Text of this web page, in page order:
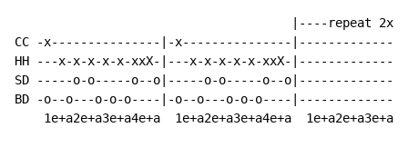
|----repeat
CC -x---------------|-x---------------
HH ---x-x-x-x-x-xxX-|---x-x-x-x-x-xxX-
SD -----o-o-----o--o|-----o-o-----o--
BD -o--o---o-o-o----|-o--o---o-o-o----
1e+a2e+a3e+a4e+a  1e+a2e+a3e+a4e+a